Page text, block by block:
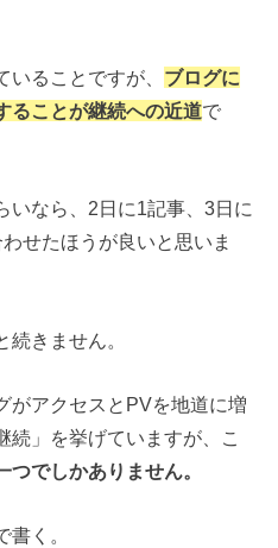
ることですが、 ブログに
ることが継続への近道で
いなら、2日に1記事、3日に
せたほうが良いと思いま
きません。
がアクセスとPVを地道に増
続」を挙げていますが、こ
つでしかありません。
く。